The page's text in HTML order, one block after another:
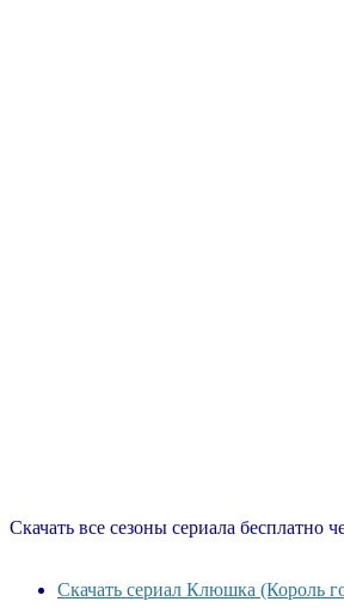
Скачать все сезоны сериала бесплатно
Скачать сериал Клюшка (Король